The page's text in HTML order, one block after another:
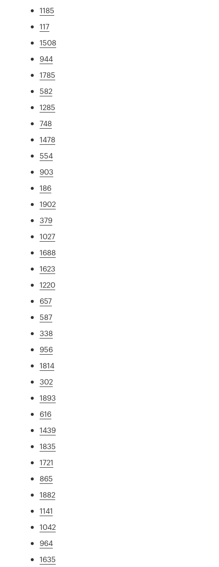
1185
117
1508
944
1785
582
1285
748
1478
554
903
186
1902
379
1027
1688
1623
1220
657
587
338
956
1814
302
1893
616
1439
1835
1721
865
1882
1141
1042
964
1635